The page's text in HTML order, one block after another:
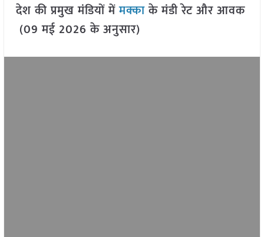
देश की प्रमुख मंडियों मेंमक्काके मंडी रेट और आवक
(09 मई 2026 के अनुसार)